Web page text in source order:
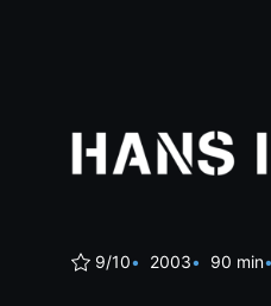
9/10 2003 90 min